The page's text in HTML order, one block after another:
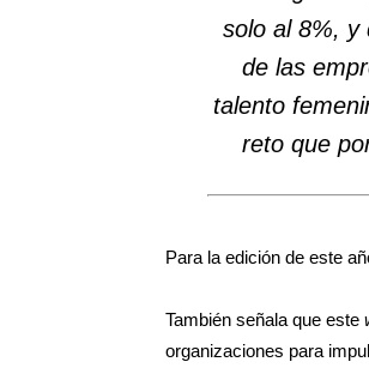
solo al 8%, y
de las
talento
reto que
Para la edición de este
También señala que este
organizaciones para